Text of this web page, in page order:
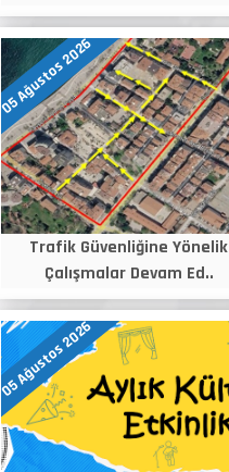
05 Ağustos 2026
Trafik Güvenliğine Yönelik
Çalışmalar Devam Ed..
05 Ağustos 2026